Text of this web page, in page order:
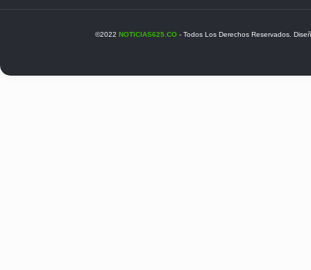
©2022 NOTICIAS625.CO - Todos Los Derechos Reservados.